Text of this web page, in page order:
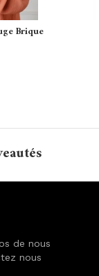
Brique
de nous
nous